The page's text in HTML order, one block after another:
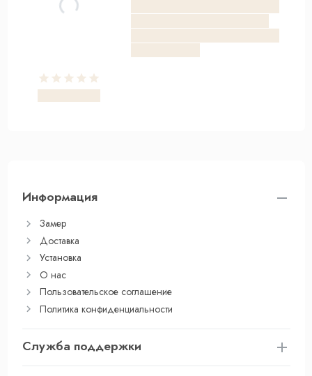
Информация
Замер
Доставка
Установка
О нас
Пользовательское соглашение
Политика конфиденциальности
Служба поддержки